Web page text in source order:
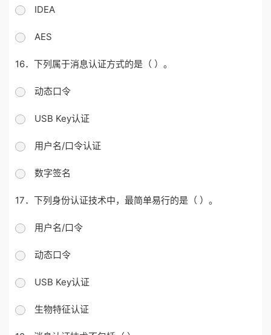
IDEA
AES
16．下列属于消息认证方式的是（ ）。
动态口令
USB Key认证
用户名/口令认证
数字签名
17．下列身份认证技术中，最简单易行的是（ ）。
用户名/口令
动态口令
USB Key认证
生物特征认证